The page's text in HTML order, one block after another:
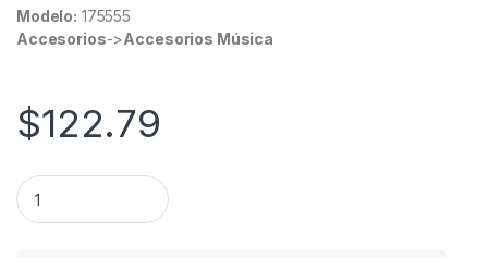
Modelo: 175555
Accesorios->Accesorios Música
$122.79
Auriculares, diadema ergonomica supraaurales estéreo